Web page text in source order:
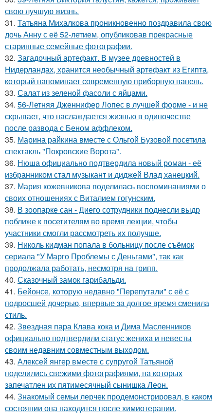
свою лучшую жизнь.
31. Татьяна Михалкова проникновенно поздравила свою
дочь Анну с её 52-летием, опубликовав прекрасные
старинные семейные фотографии.
32. Загадочный артефакт. В музее древностей в
Нидерландах, хранится необычный артефакт из Египта,
который напоминает современную приборную панель.
33. Салат из зеленой фасоли с яйцами.
34. 56-Летняя Дженнифер Лопес в лучшей форме - и не
скрывает, что наслаждается жизнью в одиночестве
после развода с Беном аффлеком.
35. Марина райкина вместе с Ольгой Бузовой посетила
спектакль "Покровские Ворота".
36. Нюша официально подтвердила новый роман - её
избранником стал музыкант и диджей Влад ханецкий.
37. Мария кожевникова поделилась воспоминаниями о
своих отношениях с Виталием гогунским.
38. В зоопарке сан - Диего сотрудники поднесли выдр
поближе к посетителям во время лекции, чтобы
участники смогли рассмотреть их получше.
39. Николь кидман попала в больницу после съёмок
сериала "У Марго Проблемы с Деньгами", так как
продолжала работать, несмотря на грипп.
40. Сказочный замок гарибальди.
41. Бейонсе, которую недавно "Перепутали" с её с
подросшей дочерью, впервые за долгое время сменила
стиль.
42. Звездная пара Клава кока и Дима Масленников
официально подтвердили статус жениха и невесты
своим недавним совместным выходом.
43. Алексей янгер вместе с супругой Татьяной
поделились свежими фотографиями, на которых
запечатлен их пятимесячный сынишка Леон.
44. Знакомый семьи лерчек продемонстрировал, в каком
состоянии она находится после химиотерапии.